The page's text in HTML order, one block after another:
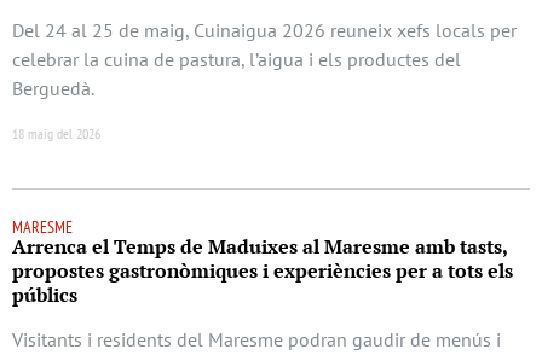
Del 24 al 25 de maig, Cuinaigua 2026 reuneix xefs locals per
celebrar la cuina de pastura, l’aigua i els productes del
Berguedà.
18 maig del 2026
MARESME
Arrenca el Temps de Maduixes al Maresme amb tasts,
propostes gastronòmiques i experiències per a tots els
públics
Visitants i residents del Maresme podran gaudir de menús i